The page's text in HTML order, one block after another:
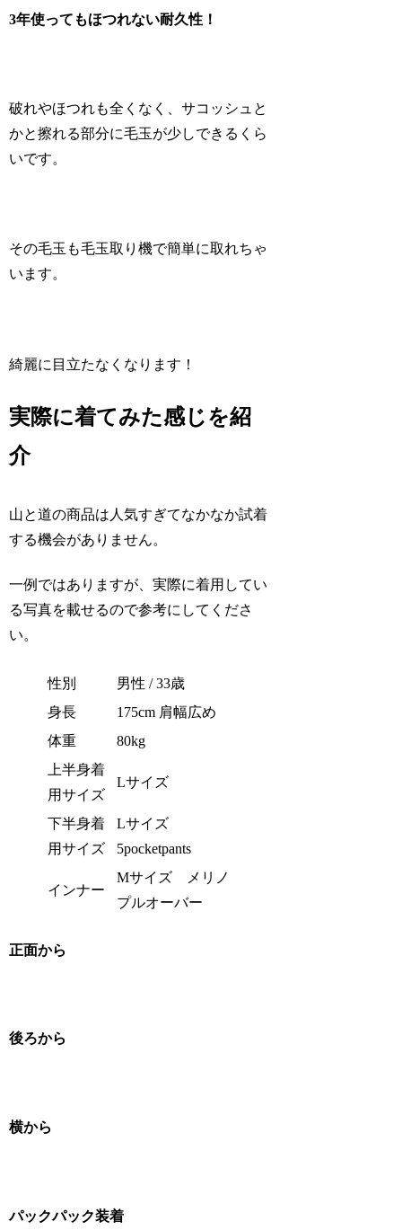
3年使ってもほつれない耐久性！
破れやほつれも全くなく、サコッシュと
かと擦れる部分に毛玉が少しできるくら
いです。
その毛玉も毛玉取り機で簡単に取れちゃ
います。
綺麗に目立たなくなります！
実際に着てみた感じを紹
介
山と道の商品は人気すぎてなかなか試着
する機会がありません。
一例ではありますが、実際に着用してい
る写真を載せるので参考にしてくださ
い。
性別
男性 / 33歳
身長
175cm 肩幅広め
体重
80kg
上半身着
用サイズ
Lサイズ
下半身着
用サイズ
Lサイズ
5pocketpants
インナー
Mサイズ メリノ
プルオーバー
正面から
後ろから
横から
パックパック装着